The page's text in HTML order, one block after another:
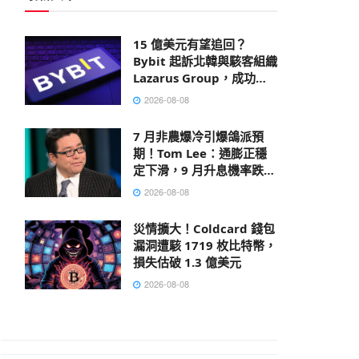
15 億美元有望追回？
Bybit 起訴北韓與駭客組織
Lazarus Group，成功凍
結部分贓款
2026-08-08
7 月非農爆冷引爆鴿派預
期！Tom Lee：通膨正穩
定下滑，9 月升息機率跌破
40%2026-08-08
災情擴大！Coldcard 錢包
漏洞遭駭 1719 枚比特幣，
損失估破 1.3 億美元
2026-08-08